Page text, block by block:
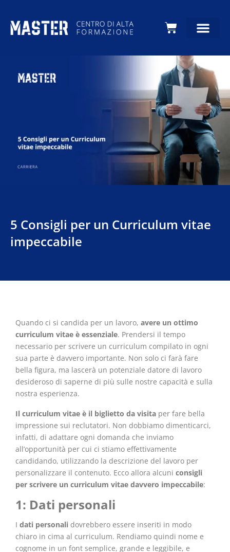
Carrello
5 Consigli per un Curriculum vitae
impeccabile
Quando ci si candida per un lavoro, avere un ottimo
curriculum vitae è essenziale. Prendersi il tempo
necessario per scrivere un curriculum compilato in ogni
sua parte è davvero importante. Non solo ci farà fare
bella figura, ma lascerà un potenziale datore di lavoro
desideroso di saperne di più sulle nostre capacità e sulla
nostra esperienza.
Il curriculum vitae è il biglietto da visita per fare bella
impressione sui reclutatori. Non dobbiamo dimenticarci,
infatti, di adattare ogni domanda che inviamo
all’opportunità per cui ci stiamo effettivamente
candidando, utilizzando la descrizione del lavoro per
personalizzare il contenuto. Ecco allora alcuni consigli
per scrivere un curriculum vitae davvero impeccabile:
1: Dati personali
I dati personali dovrebbero essere inseriti in modo
chiaro in cima al curriculum. Rendiamo quindi nome e
cognome in un font semplice, grande e leggibile, e